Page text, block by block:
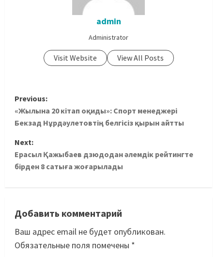
admin
Administrator
Visit Website View All Posts
Previous:
«Жылына 20 кітап оқиды»: Спорт менеджері
Бекзад Нұрдәулетовтің белгісіз қырын айтты
Next:
Ерасыл Қажыбаев дзюдодан әлемдік рейтингте
бірден 8 сатыға жоғарылады
Добавить комментарий
Ваш адрес email не будет опубликован.
Обязательные поля помечены *